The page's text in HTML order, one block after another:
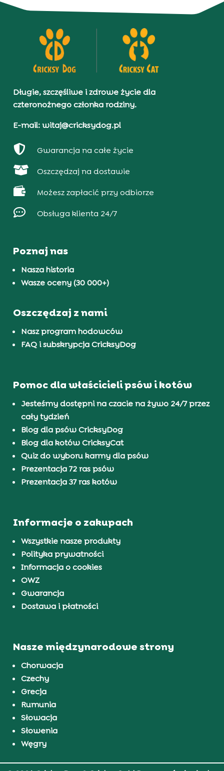
Długie, szczęśliwe i zdrowe życie dla
czteronożnego członka rodziny.
E-mail: witaj@cricksydog.pl
 Gwarancja na całe życie
 Oszczędzaj na dostawie
 Możesz zapłacić przy odbiorze
 Obsługa klienta 24/7
Poznaj nas
Nasza historia
Wasze oceny (30 000+)
Oszczędzaj z nami
Nasz program hodowców
FAQ i subskrypcja CricksyDog
Pomoc dla właścicieli psów i kotów
Jesteśmy dostępni na czacie na żywo 24/7 przez
cały tydzień
Blog dla psów CricksyDog
Blog dla kotów CricksyCat
Quiz do wyboru karmy dla psów
Prezentacja 72 ras psów
Prezentacja 37 ras kotów
Informacje o zakupach
Wszystkie nasze produkty
Polityka prywatności
Informacja o cookies
OWZ
Gwarancja
Dostawa i płatności
Nasze międzynarodowe strony
Chorwacja
Czechy
Grecja
Rumunia
Słowacja
Słowenia
Węgry